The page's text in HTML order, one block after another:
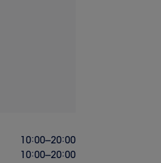
10:00–20:00
10:00–20:00